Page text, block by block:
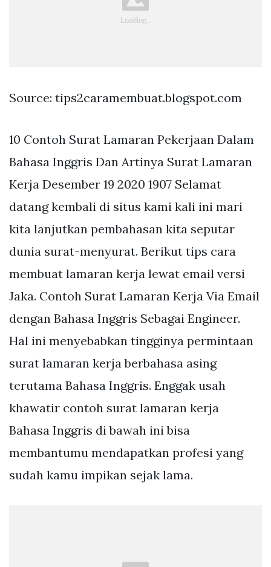
Source: tips2caramembuat.blogspot.com
10 Contoh Surat Lamaran Pekerjaan Dalam
Bahasa Inggris Dan Artinya Surat Lamaran
Kerja Desember 19 2020 1907 Selamat
datang kembali di situs kami kali ini mari
kita lanjutkan pembahasan kita seputar
dunia surat-menyurat. Berikut tips cara
membuat lamaran kerja lewat email versi
Jaka. Contoh Surat Lamaran Kerja Via Email
dengan Bahasa Inggris Sebagai Engineer.
Hal ini menyebabkan tingginya permintaan
surat lamaran kerja berbahasa asing
terutama Bahasa Inggris. Enggak usah
khawatir contoh surat lamaran kerja
Bahasa Inggris di bawah ini bisa
membantumu mendapatkan profesi yang
sudah kamu impikan sejak lama.